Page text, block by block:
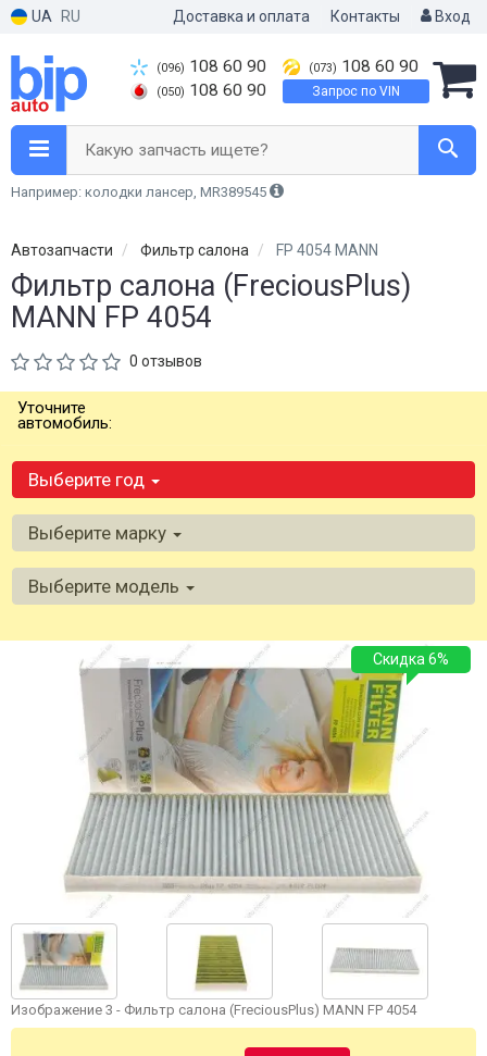
UA RU Доставка и оплата Контакты Вход
(096) 108 60 90
(050) 108 60 90
(073) 108 60 90
Запрос по VIN
Какую запчасть ищете?
Например: колодки лансер, MR389545
Автозапчасти Фильтр салона FP 4054 MANN
Фильтр салона (FreciousPlus)
MANN FP 4054
0 отзывов
Уточните
автомобиль:
Выберите год
Выберите марку
Выберите модель
Скидка 6%
Изображение 3 - Фильтр салона (FreciousPlus) MANN FP 4054